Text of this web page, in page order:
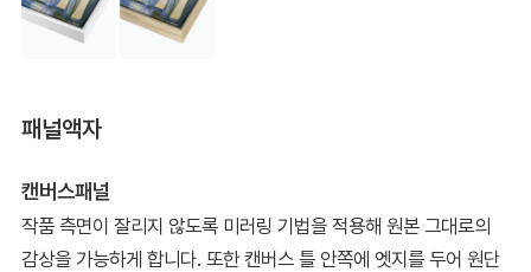
패널액자
캔버스패널
작품 측면이 잘리지 않도록 미러링 기법을 적용해 원본 그대로의
감상을 가능하게 합니다. 또한 캔버스 틀 안쪽에 엣지를 두어 원단